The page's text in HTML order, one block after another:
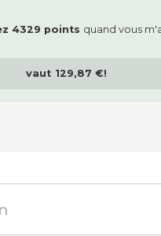
4329 points quand vous
vaut 129,87 €!
pieds